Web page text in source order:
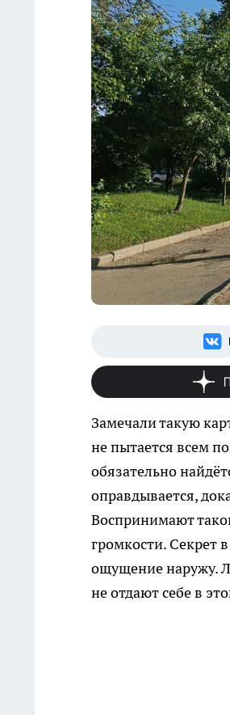
Замечали такую
не пытается всем
обязательно
оправдывается,
Воспринимают
громкости. Секрет
ощущение наружу.
не отдают себе в